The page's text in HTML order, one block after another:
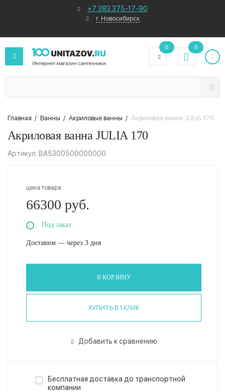
+7 383 375-17-90
г. Новосибирск
0 0
Главная / Ванны / Акриловые ванны / Акриловая ванна JULIA 170
Акриловая ванна JULIA 170
Артикул: BA5300500000000
цена товара
66300 руб.
Под заказ
Доставим — через 3 дня
В КОРЗИНУ
КУПИТЬ В 1 КЛИК
Добавить к сравнению
Бесплатная доставка до транспортной
компании